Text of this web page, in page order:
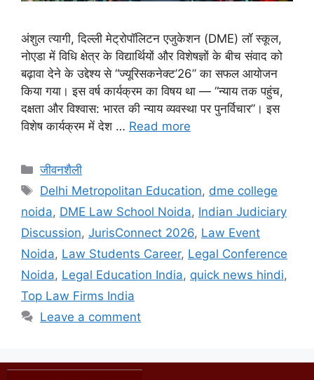
अंशुल त्यागी, दिल्ली मेट्रोपॉलिटन एजुकेशन (DME) लॉ स्कूल,
नोएडा में विधि क्षेत्र के विद्यार्थियों और विशेषज्ञों के बीच संवाद को
बढ़ावा देने के उद्देश्य से “ज्यूरिसकनेक्ट’26” का सफल आयोजन
किया गया। इस वर्ष कार्यक्रम का विषय था — “न्याय तक पहुंच,
दक्षता और विश्वास: भारत की न्याय व्यवस्था पर पुनर्विचार”। इस
विशेष कार्यक्रम में देश … Read more
जीवनशैली
Delhi Metropolitan Education, dme college
noida, DME Law School Noida, Indian Judiciary
Discussion, JurisConnect 2026, Law Event
Noida, Law Students Career, Legal Conference
Noida, Legal Education India, quick news hindi,
Top Law Firms India
Leave a comment